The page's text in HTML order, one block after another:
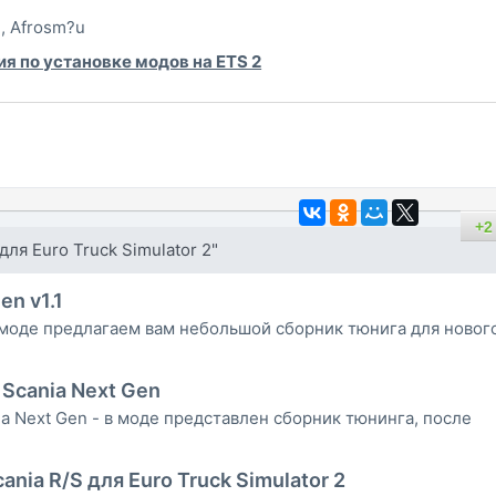
Afrosm?u
по установке модов на ETS 2
+2
Euro Truck Simulator 2"
v1.1
предлагаем вам небольшой сборник тюнига для
Next Gen
Next Gen - в моде представлен сборник тюнинга, после
R/S для Euro Truck Simulator 2